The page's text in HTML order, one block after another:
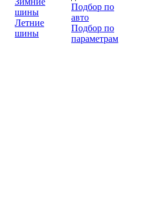
шины
Летние
шины
Подбор по
авто
Подбор по
параметрам